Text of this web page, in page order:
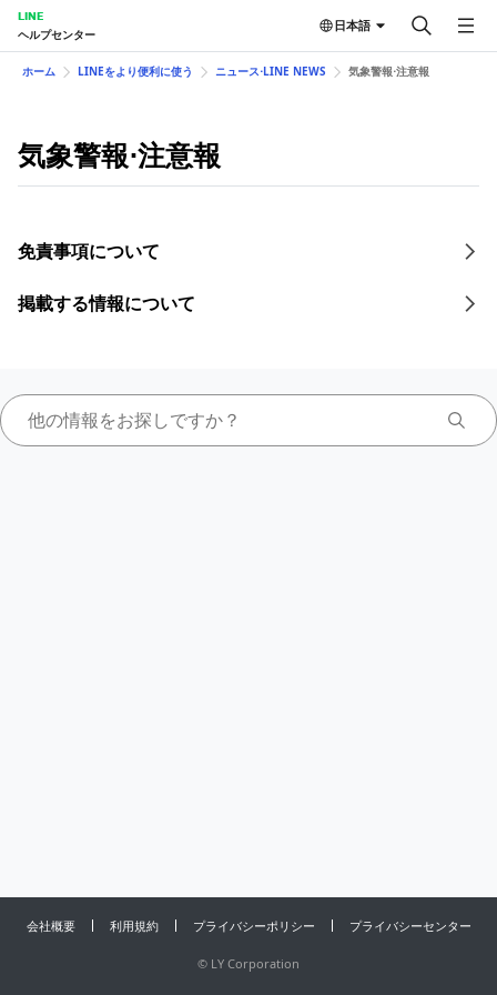
LINE
ヘルプセンター
日本語
ホーム LINEをより便利に使う ニュース⋅LINE NEWS 気象警報⋅注意報
気象警報⋅注意報
免責事項について
掲載する情報について
会社概要 利用規約 プライバシーポリシー プライバシーセンター
© LY Corporation